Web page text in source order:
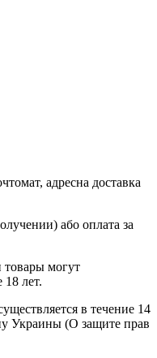
адресна доставка
або оплата за
товары могут
лет.
в течение 14
Украины (О защите прав